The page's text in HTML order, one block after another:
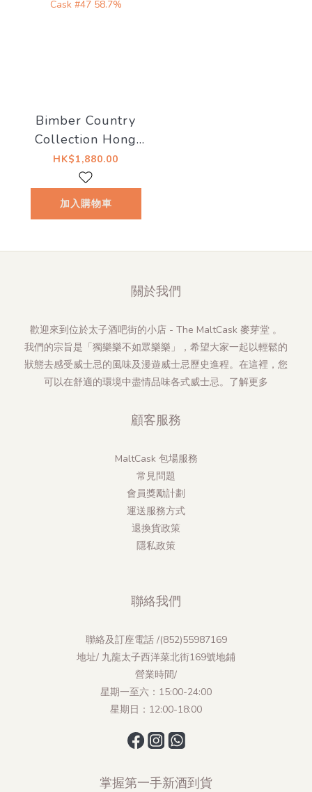
Bimber Country
Collection Hong
Kong Edition
Ex‑Port Cask #47
58.7%
HK$1,880.00
加入購物車
關於我們
歡迎來到位於太子酒吧街的小店 - The MaltCask 麥芽堂 。
我們的宗旨是「獨樂樂不如眾樂樂」，希望大家一起以輕鬆的
狀態去感受威士忌的風味及漫遊威士忌歷史進程。在這裡，您
可以在舒適的環境中盡情品味各式威士忌。 了解更多
顧客服務
MaltCask 包場服務
常見問題
會員獎勵計劃
運送服務方式
退換貨政策
隱私政策
聯絡我們
聯絡及訂座電話 /(852)55987169
地址/ 九龍太子西洋菜北街169號地鋪
營業時間/
星期一至六：15:00-24:00
星期日：12:00-18:00
掌握第一手新酒到貨